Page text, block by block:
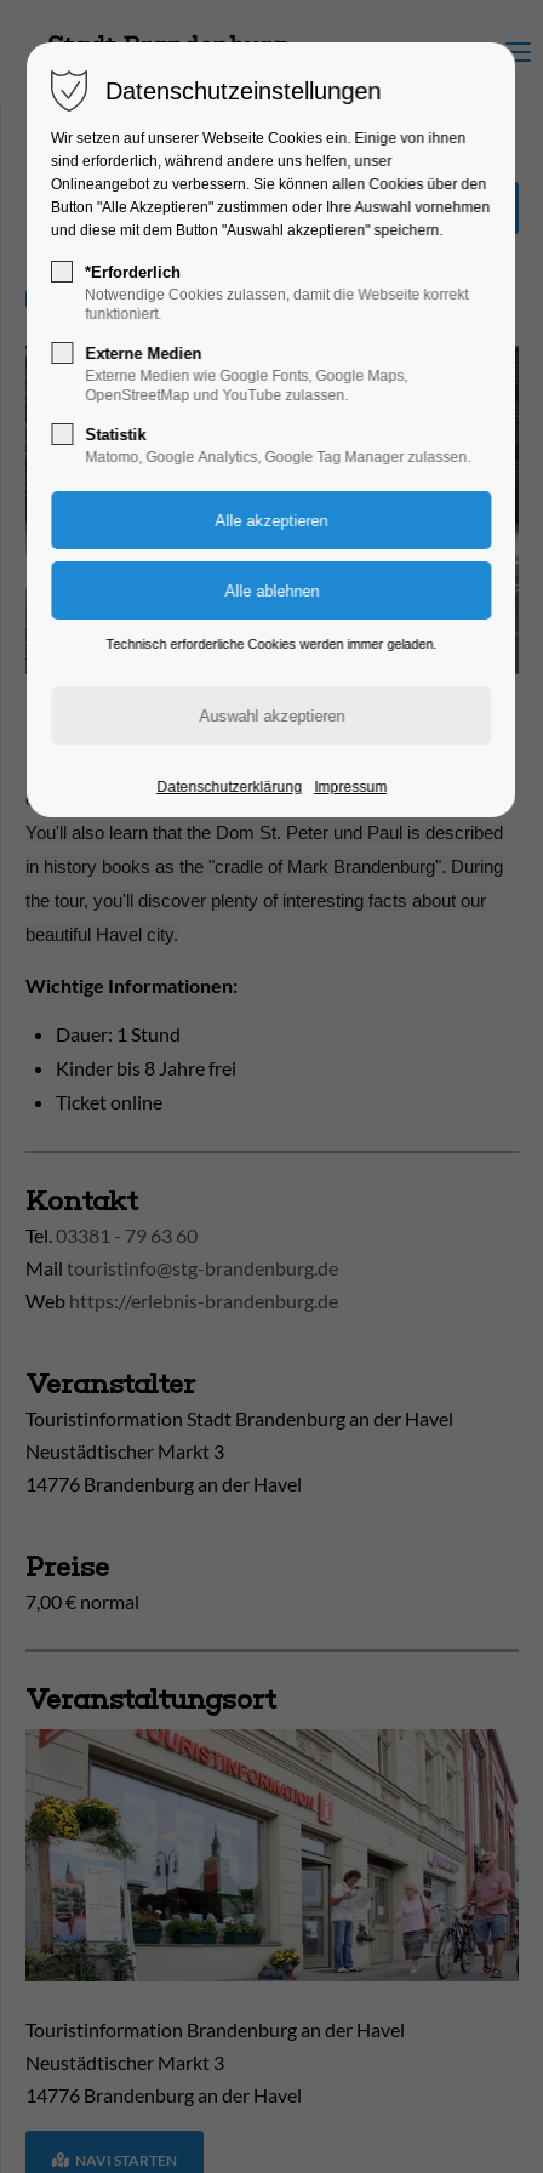
Menu
Discovery-Tour
Führung
12.09.2024, 14:30–15:30
on the Havel already has 1,000 years of history under its belt.
You'll also learn that the Dom St. Peter und Paul is described
in history books as the "cradle of Mark Brandenburg". During
the tour, you'll discover plenty of interesting facts about our
beautiful Havel city.
Wichtige Informationen:
Dauer: 1 Stund
Kinder bis 8 Jahre frei
Ticket online
Kontakt
Tel.03381 - 79 63 60
Mail touristinfo@stg-brandenburg.de
Web https://erlebnis-brandenburg.de
Veranstalter
Touristinformation Stadt Brandenburg an der Havel
Neustädtischer Markt 3
14776 Brandenburg an der Havel
Preise
7,00 € normal
Veranstaltungsort
Touristinformation Brandenburg an der Havel
Neustädtischer Markt 3
14776 Brandenburg an der Havel
NAVI STARTEN
Datenschutzeinstellungen
Wir setzen auf unserer Webseite Cookies ein. Einige von ihnen
sind erforderlich, während andere uns helfen, unser
Onlineangebot zu verbessern. Sie können allen Cookies über den
Button "Alle Akzeptieren" zustimmen oder Ihre Auswahl vornehmen
und diese mit dem Button "Auswahl akzeptieren" speichern.
*Erforderlich
Notwendige Cookies zulassen, damit die Webseite korrekt
funktioniert.
Externe Medien
Externe Medien wie Google Fonts, Google Maps,
OpenStreetMap und YouTube zulassen.
Statistik
Matomo, Google Analytics, Google Tag Manager zulassen.
Technisch erforderliche Cookies werden immer geladen.
Datenschutzerklärung Impressum